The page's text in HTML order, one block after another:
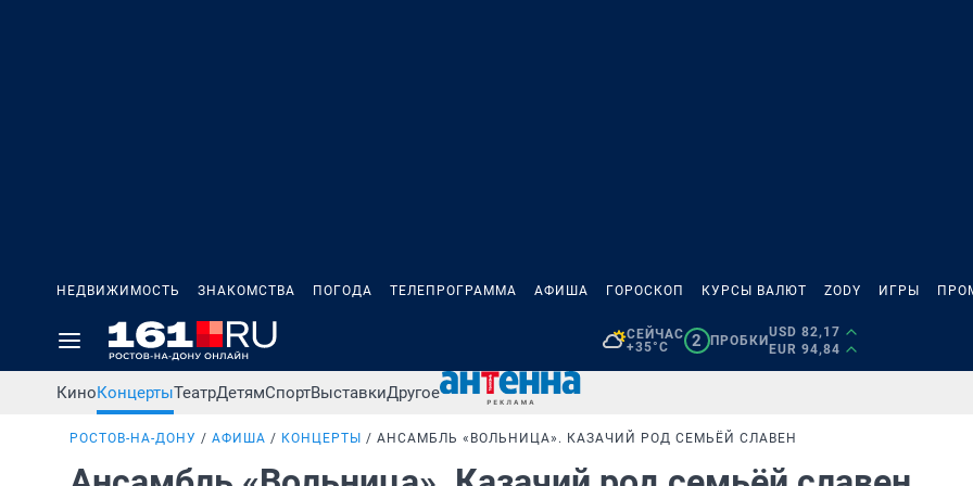
НЕДВИЖИМОСТЬ ЗНАКОМСТВА ПОГОДА ТЕЛЕПРОГРАММА АФИША ГОРОСКОП КУРСЫ ВАЛЮТ ZODY ИГРЫ
СЕЙЧАС
+35°C
2 ПРОБКИ
USD 82,17
EUR 94,84
КиноКонцертыТеатрДетямСпортВыставкиДругое
РОСТОВ-НА-ДОНУ АФИША КОНЦЕРТЫ АНСАМБЛЬ «ВОЛЬНИЦА». КАЗАЧИЙ РОД СЕМЬЁЙ СЛАВЕН